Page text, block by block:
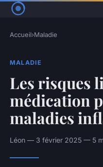
Accueil›Maladie
MALADIE
Les risques
médication
maladies
Léon — 3 février 2025 — 5